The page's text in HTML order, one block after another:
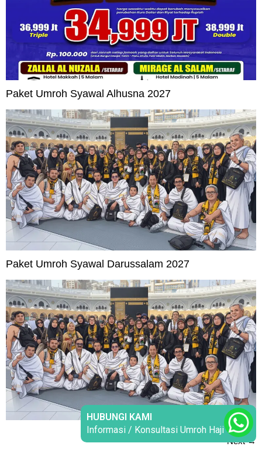
Paket Umroh Syawal Alhusna 2027
Paket Umroh Syawal Darussalam 2027
Next→